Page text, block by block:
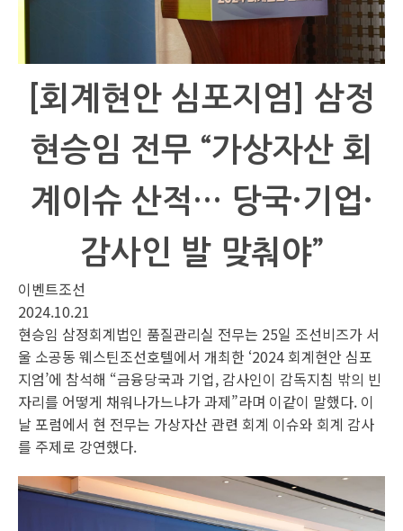
[회계현안 심포지엄] 삼정
현승임 전무 “가상자산 회
계이슈 산적… 당국·기업·
감사인 발 맞춰야”
이벤트조선
2024.10.21
현승임 삼정회계법인 품질관리실 전무는 25일 조선비즈가 서
울 소공동 웨스틴조선호텔에서 개최한 ‘2024 회계현안 심포
지엄’에 참석해 “금융당국과 기업, 감사인이 감독지침 밖의 빈
자리를 어떻게 채워나가느냐가 과제”라며 이같이 말했다. 이
날 포럼에서 현 전무는 가상자산 관련 회계 이슈와 회계 감사
를 주제로 강연했다.